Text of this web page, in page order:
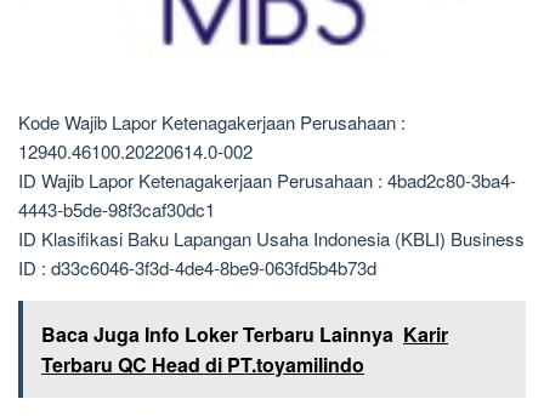
Kode Wajib Lapor Ketenagakerjaan Perusahaan :
12940.46100.20220614.0-002
ID Wajib Lapor Ketenagakerjaan Perusahaan : 4bad2c80-3ba4-
4443-b5de-98f3caf30dc1
ID Klasifikasi Baku Lapangan Usaha Indonesia (KBLI) Business
ID : d33c6046-3f3d-4de4-8be9-063fd5b4b73d
Baca Juga Info Loker Terbaru Lainnya Karir
Terbaru QC Head di PT.toyamilindo